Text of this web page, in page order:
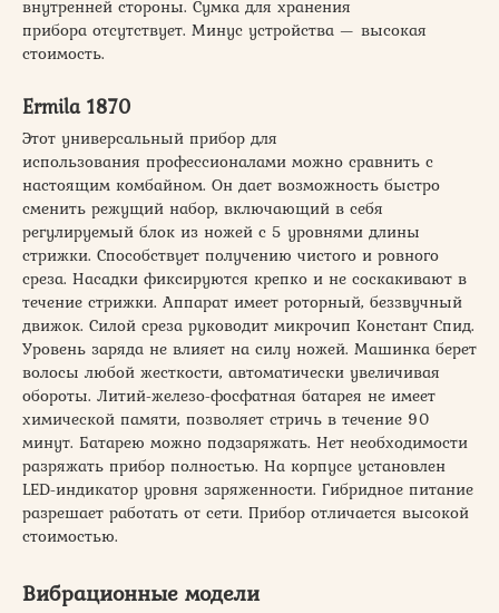
внутренней стороны. Сумка для хранения
прибора отсутствует. Минус устройства — высокая
стоимость.
Ermila 1870
Этот универсальный прибор для
использования профессионалами можно сравнить с
настоящим комбайном. Он дает возможность быстро
сменить режущий набор, включающий в себя
регулируемый блок из ножей с 5 уровнями длины
стрижки. Способствует получению чистого и ровного
среза. Насадки фиксируются крепко и не соскакивают в
течение стрижки. Аппарат имеет роторный, беззвучный
движок. Силой среза руководит микрочип Констант Спид.
Уровень заряда не влияет на силу ножей. Машинка берет
волосы любой жесткости, автоматически увеличивая
обороты. Литий-железо-фосфатная батарея не имеет
химической памяти, позволяет стричь в течение 90
минут. Батарею можно подзаряжать. Нет необходимости
разряжать прибор полностью. На корпусе установлен
LED-индикатор уровня заряженности. Гибридное питание
разрешает работать от сети. Прибор отличается высокой
стоимостью.
Вибрационные модели